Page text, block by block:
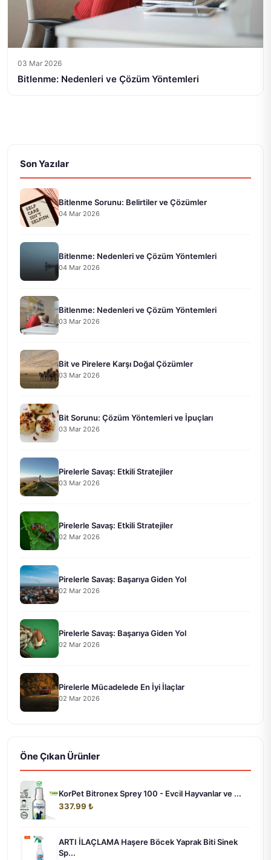
03 Mar 2026
Bitlenme: Nedenleri ve Çözüm Yöntemleri
Son Yazılar
Bitlenme Sorunu: Belirtiler ve Çözümler
04 Mar 2026
Bitlenme: Nedenleri ve Çözüm Yöntemleri
04 Mar 2026
Bitlenme: Nedenleri ve Çözüm Yöntemleri
03 Mar 2026
Bit ve Pirelere Karşı Doğal Çözümler
03 Mar 2026
Bit Sorunu: Çözüm Yöntemleri ve İpuçları
03 Mar 2026
Pirelerle Savaş: Etkili Stratejiler
03 Mar 2026
Pirelerle Savaş: Etkili Stratejiler
02 Mar 2026
Pirelerle Savaş: Başarıya Giden Yol
02 Mar 2026
Pirelerle Savaş: Başarıya Giden Yol
02 Mar 2026
Pirelerle Mücadelede En İyi İlaçlar
02 Mar 2026
Öne Çıkan Ürünler
KorPet Bitronex Sprey 100 - Evcil Hayvanlar ve ...
337.99 ₺
ARTI İLAÇLAMA Haşere Böcek Yaprak Biti Sinek
Sp...